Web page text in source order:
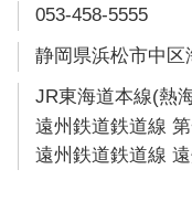
053-458-5555
静岡県浜松市中区
JR東海道本線(熱
遠州鉄道鉄道線
遠州鉄道鉄道線